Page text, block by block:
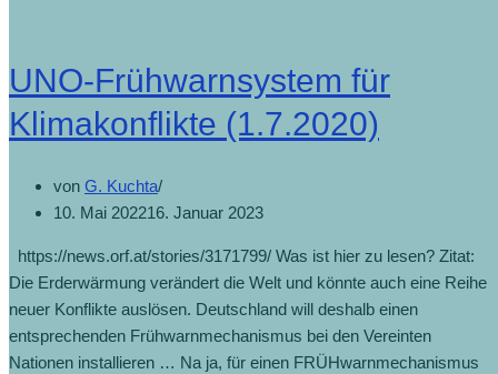
UNO-Frühwarnsystem für
Klimakonflikte (1.7.2020)
von G. Kuchta
10. Mai 202216. Januar 2023
https://news.orf.at/stories/3171799/ Was ist hier zu lesen? Zitat:
Die Erderwärmung verändert die Welt und könnte auch eine Reihe
neuer Konflikte auslösen. Deutschland will deshalb einen
entsprechenden Frühwarnmechanismus bei den Vereinten
Nationen installieren … Na ja, für einen FRÜHwarnmechanismus